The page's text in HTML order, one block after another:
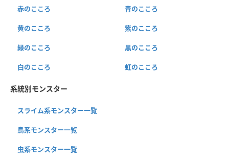
赤のこころ 青のこころ
黄のこころ 紫のこころ
緑のこころ 黒のこころ
白のこころ 虹のこころ
系統別モンスター
スライム系モンスター一覧
鳥系モンスター一覧
虫系モンスター一覧